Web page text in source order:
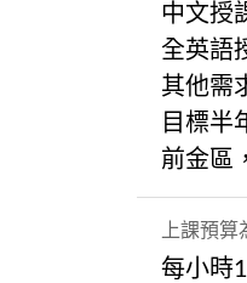
中文授
全英語
其他需
目標半
前金區
上課預算
每小時